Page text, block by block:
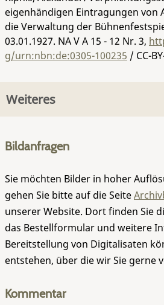
eigenhändigen Eintragungen von
die Verwaltung der
03.01.1927. NA V A 15 - 12 Nr. 3,
g/urn:nbn:de:0305-100235 / CC-
Weiteres
Bildanfragen
Sie möchten Bilder in hoher
gehen Sie bitte auf die Seite
unserer Website. Dort finden Sie
das Bestellformular und weitere
Bereitstellung von Digitalisaten
entstehen, über die wir Sie gerne
Kommentar